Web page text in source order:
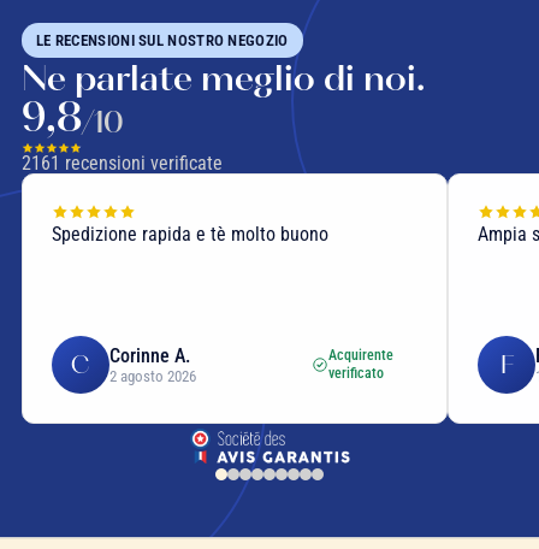
LE RECENSIONI SUL NOSTRO NEGOZIO
Ne parlate meglio di noi.
9,8/10
2161 recensioni verificate
Spedizione rapida e tè molto buono
C Corinne A.
2 agosto 2026
Acquirente
verificato
Ampia
F